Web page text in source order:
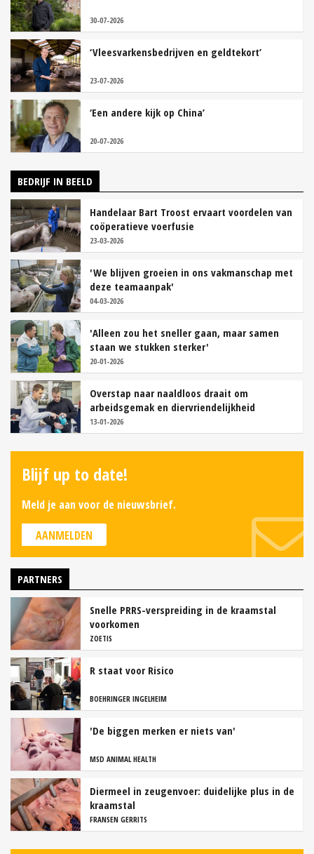
30-07-2026
‘Vleesvarkensbedrijven en geldtekort’
23-07-2026
‘Een andere kijk op China’
20-07-2026
BEDRIJF IN BEELD
Handelaar Bart Troost ervaart voordelen van
coöperatieve voerfusie
23-03-2026
'We blijven groeien in ons vakmanschap met
deze teamaanpak'
04-03-2026
'Alleen zou het sneller gaan, maar samen
staan we stukken sterker'
20-01-2026
Overstap naar naaldloos draait om
arbeidsgemak en diervriendelijkheid
13-01-2026
Blijf up to date!
Meld je aan voor de nieuwsbrief.
AANMELDEN
PARTNERS
Snelle PRRS-verspreiding in de kraamstal
voorkomen
ZOETIS
R staat voor Risico
BOEHRINGER INGELHEIM
'De biggen merken er niets van'
MSD ANIMAL HEALTH
Diermeel in zeugenvoer: duidelijke plus in de
kraamstal
FRANSEN GERRITS